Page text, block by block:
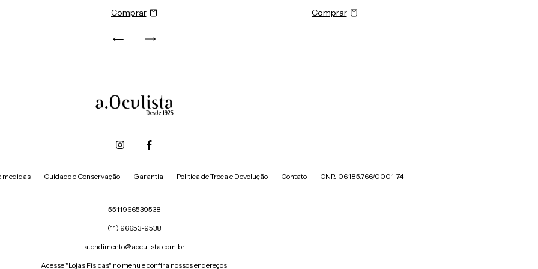
medidas Cuidado e Conservação Garantia Politica de Troca e Devolução Contato CNPJ 06.185.766/0001-74
5511966539538
(11) 96653-9538
atendimento@aoculista.com.br
Acesse "Lojas Físicas" no menu e confira nossos endereços.